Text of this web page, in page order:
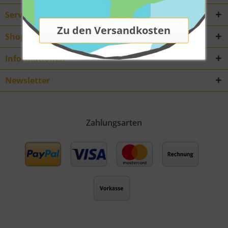
Service Hotline
Shop Service
Informationen
Newsletter
Zahlungsarten